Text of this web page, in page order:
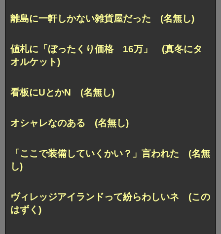
離島に一軒しかない雑貨屋だった (名無し)
値札に「ぼったくり価格 16万」 (真冬にタ
オルケット)
看板にUとかN (名無し)
オシャレなのある (名無し)
「ここで装備していくかい？」言われた (名無
し)
ヴィレッジアイランドって紛らわしいネ (この
はずく)